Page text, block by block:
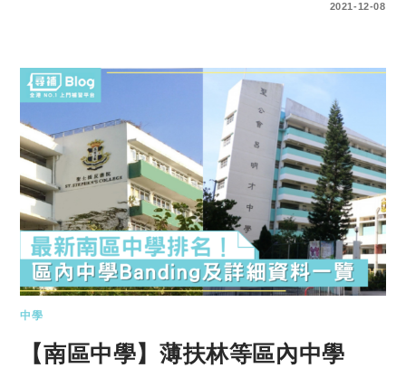
2021-12-08
中學
【南區中學】薄扶林等區內中學